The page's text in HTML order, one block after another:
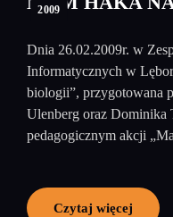
2009
Dnia 26.02.2009r. w
Informatycznych w
biologii”, przygotowana
Ulenberg oraz Dominika
pedagogicznym akcji
Czytaj więcej